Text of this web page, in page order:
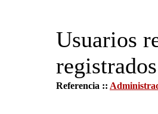
Usuarios
Referencia ::